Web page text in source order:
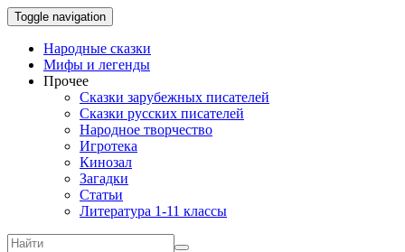
Toggle navigation
Народные сказки
Мифы и легенды
Прочее
Сказки зарубежных писателей
Сказки русских писателей
Народное творчество
Игротека
Кинозал
Загадки
Статьи
Литература 1-11 классы